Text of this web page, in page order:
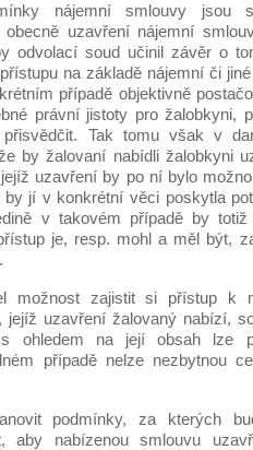
nájemní smlouvy jsou
obecně uzavření nájemní
odvolací soud učinil závěr o
na základě nájemní či
případě objektivně
právní jistoty pro žalobkyni,
přisvědčit. Tak tomu však v
by žalovaní nabídli žalobkyni
uzavření by po ní bylo
jí v konkrétní věci poskytla
v takovém případě by
je, resp. mohl a měl být,
možnost zajistit si přístup k
jejíž uzavření žalovaný nabízí,
ohledem na její obsah lze
případě nelze nezbytnou
podmínky, za kterých
aby nabízenou smlouvu